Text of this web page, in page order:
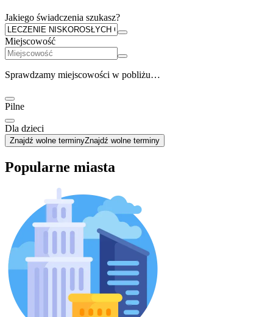
Jakiego świadczenia szukasz?
Miejscowość
Sprawdzamy miejscowości w pobliżu…
Pilne
Dla dzieci
Znajdź wolne terminyZnajdź wolne terminy
Popularne miasta